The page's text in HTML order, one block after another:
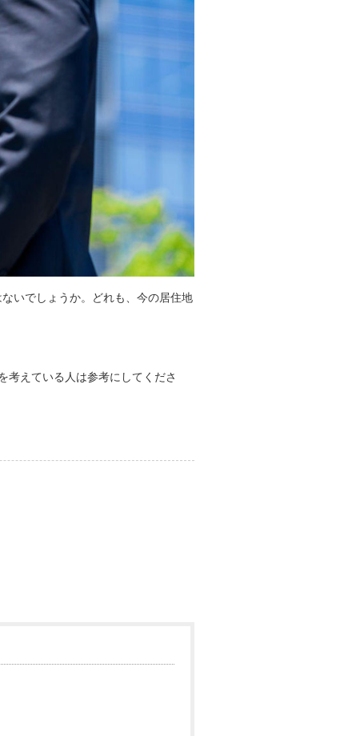
いでしょうか。どれも、今の居住地
考えている人は参考にしてくださ